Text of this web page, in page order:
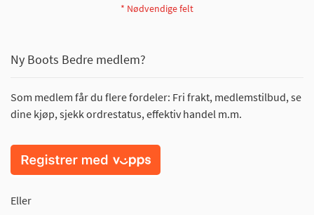
Ny Boots Bedre medlem?
Som medlem får du flere fordeler: Fri frakt, medlemstilbud, se
dine kjøp, sjekk ordrestatus, effektiv handel m.m.
Eller